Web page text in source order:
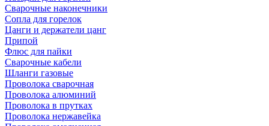
Сварочные наконечники
Сопла для горелок
Цанги и держатели цанг
Припой
Флюс для пайки
Сварочные кабели
Шланги газовые
Проволока сварочная
Проволока алюминий
Проволока в прутках
Проволока нержавейка